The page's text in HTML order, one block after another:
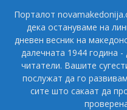
Порталот
дека остануваме на
дневен весник на
далечната 1944 година
читатели. Вашите
послужат да го
сите што сакаат да